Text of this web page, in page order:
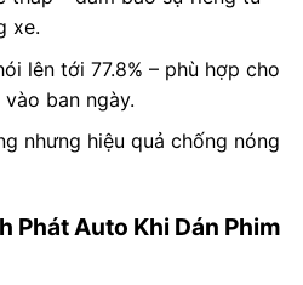
xe.
lên tới 77.8% – phù hợp cho
ban ngày.
nhưng hiệu quả chống nóng
Phát Auto Khi Dán Phim